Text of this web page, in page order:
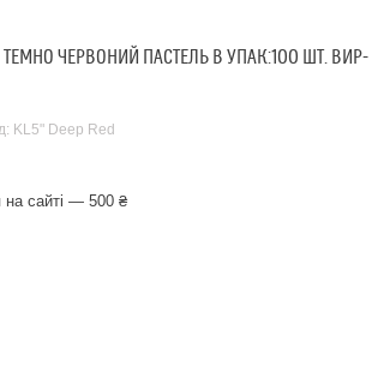
ТЕМНО ЧЕРВОНИЙ ПАСТЕЛЬ В УПАК:100 ШТ. ВИР-
KL5" Deep Red
на сайті — 500 ₴